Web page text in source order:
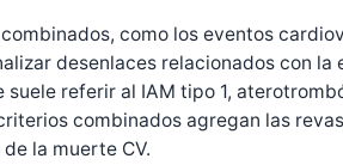
como los eventos
desenlaces relacionados con
suele referir al IAM tipo 1,
combinados agregan las
la muerte CV.